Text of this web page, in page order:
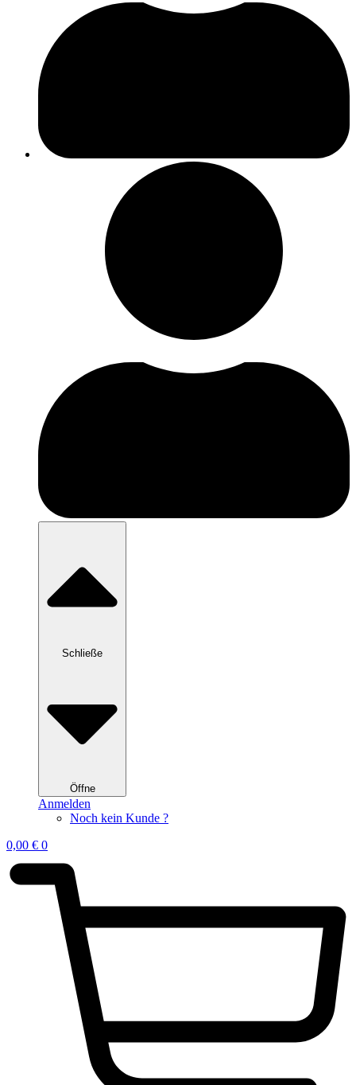
Schließe
Öffne
Anmelden
Noch kein Kunde ?
0,00 € 0